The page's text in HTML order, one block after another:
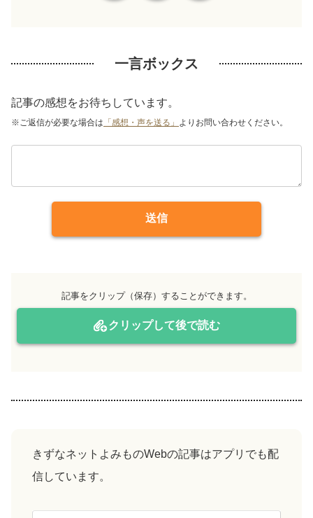
一言ボックス
記事の感想をお待ちしています。
※ご返信が必要な場合は 「感想・声を送る」 よりお問い合わせください。
送信
記事をクリップ（保存）することができます。
クリップして後で読む
きずなネットよみものWebの記事はアプリでも配
信しています。